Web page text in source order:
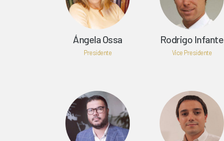
Ángela Ossa
Presidente
Rodrigo Infante
Vice Presidente